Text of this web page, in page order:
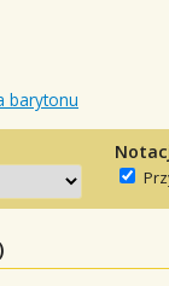
barytonu